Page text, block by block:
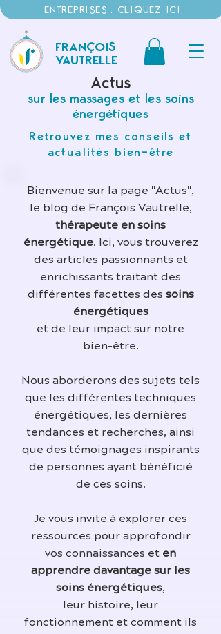
ENTREPRISES : CLIQUEZ ICI
FRANÇOIS
VAUTRELLE
Actus
sur les massages et les soins
énergétiques
Retrouvez mes conseils et
actualités bien-être
Bienvenue sur la page "Actus",
le blog de François Vautrelle,
thérapeute en soins
énergétique. Ici, vous trouverez
des articles passionnants et
enrichissants traitant des
différentes facettes des soins
énergétiques
et de leur impact sur notre
bien-être.
Nous aborderons des sujets tels
que les différentes techniques
énergétiques, les dernières
tendances et recherches, ainsi
que des témoignages inspirants
de personnes ayant bénéficié
de ces soins.
Je vous invite à explorer ces
ressources pour approfondir
vos connaissances et en
apprendre davantage sur les
soins énergétiques,
leur histoire, leur
fonctionnement et comment ils